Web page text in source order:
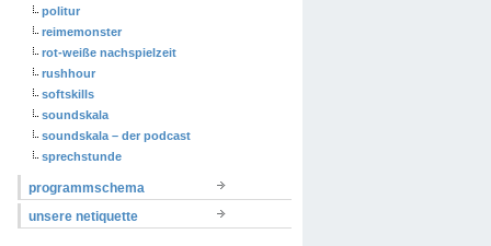
politur
reimemonster
rot-weiße nachspielzeit
rushhour
softskills
soundskala
soundskala – der podcast
sprechstunde
programmschema
unsere netiquette